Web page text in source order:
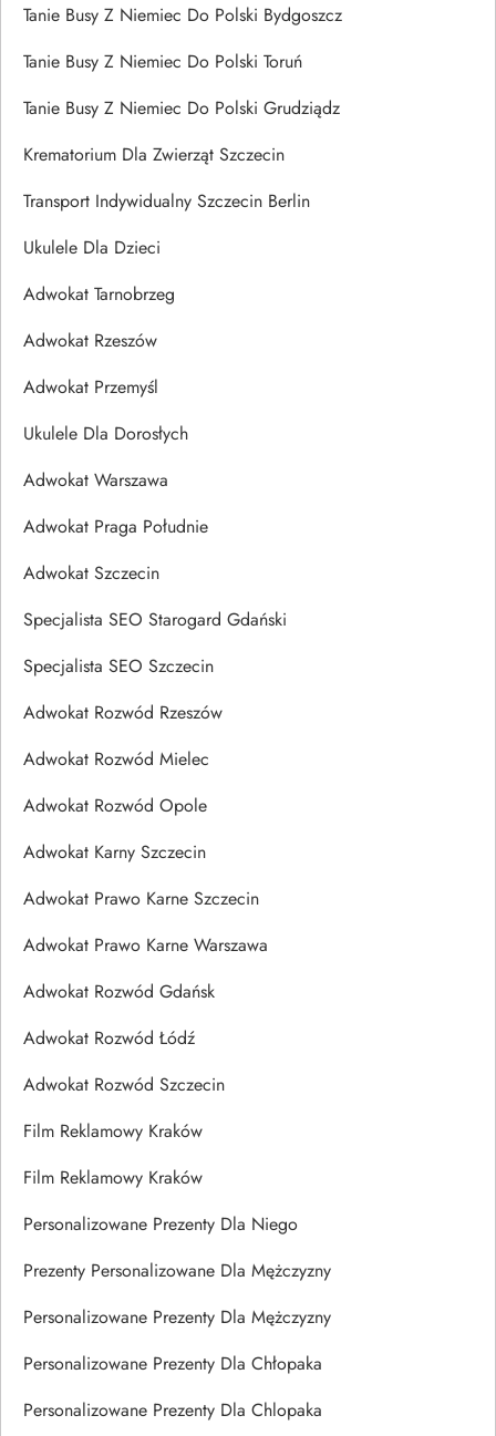
Tanie Busy Z Niemiec Do Polski Bydgoszcz
Tanie Busy Z Niemiec Do Polski Toruń
Tanie Busy Z Niemiec Do Polski Grudziądz
Krematorium Dla Zwierząt Szczecin
Transport Indywidualny Szczecin Berlin
Ukulele Dla Dzieci
Adwokat Tarnobrzeg
Adwokat Rzeszów
Adwokat Przemyśl
Ukulele Dla Dorosłych
Adwokat Warszawa
Adwokat Praga Południe
Adwokat Szczecin
Specjalista SEO Starogard Gdański
Specjalista SEO Szczecin
Adwokat Rozwód Rzeszów
Adwokat Rozwód Mielec
Adwokat Rozwód Opole
Adwokat Karny Szczecin
Adwokat Prawo Karne Szczecin
Adwokat Prawo Karne Warszawa
Adwokat Rozwód Gdańsk
Adwokat Rozwód Łódź
Adwokat Rozwód Szczecin
Film Reklamowy Kraków
Film Reklamowy Kraków
Personalizowane Prezenty Dla Niego
Prezenty Personalizowane Dla Mężczyzny
Personalizowane Prezenty Dla Mężczyzny
Personalizowane Prezenty Dla Chłopaka
Personalizowane Prezenty Dla Chlopaka